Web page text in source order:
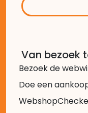
Van bezoek
Bezoek de
Doe een